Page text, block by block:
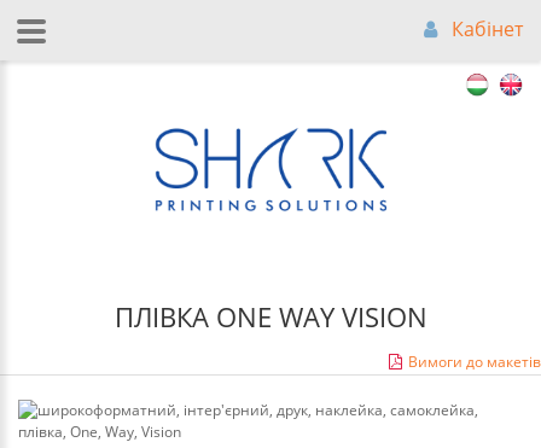
Кабінет
ПЛІВКА ONE WAY VISION
Вимоги до макетів